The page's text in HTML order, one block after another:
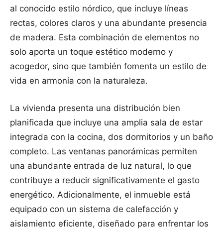
al conocido estilo nórdico, que incluye líneas
rectas, colores claros y una abundante presencia
de madera. Esta combinación de elementos no
solo aporta un toque estético moderno y
acogedor, sino que también fomenta un estilo de
vida en armonía con la naturaleza.
La vivienda presenta una distribución bien
planificada que incluye una amplia sala de estar
integrada con la cocina, dos dormitorios y un baño
completo. Las ventanas panorámicas permiten
una abundante entrada de luz natural, lo que
contribuye a reducir significativamente el gasto
energético. Adicionalmente, el inmueble está
equipado con un sistema de calefacción y
aislamiento eficiente, diseñado para enfrentar los